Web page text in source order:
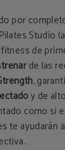
por
Studio
de
de las
,
y de
como si
te ayudarán